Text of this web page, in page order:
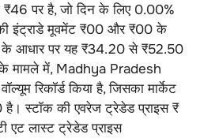
₹46 पर है, जो दिन के लिए 0.00%
इंट्राडे मूवमेंट ₹00 और ₹00 के
के आधार पर यह ₹34.20 से ₹52.50
मामले में, Madhya Pradesh
रिकॉर्ड किया है, जिसका मार्केट
है। स्टॉक की एवरेज ट्रेडेड प्राइस ₹
एट लास्ट ट्रेडेड प्राइस